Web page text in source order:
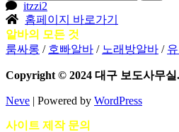
음
에
대
해
색
기...
itzzi2
홈페이지 바로가기
알바의 모든 것
룸싸롱 / 호빠알바 / 노래방알바 /
Copyright © 2024 대구 보도사무실
Neve | Powered by WordPress
사이트 제작 문의